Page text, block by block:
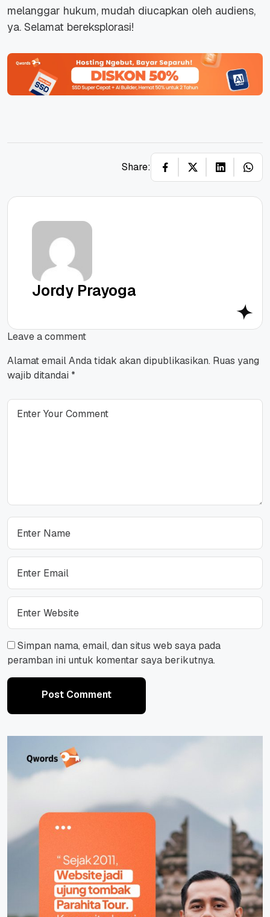
melanggar hukum, mudah diucapkan oleh audiens,
ya. Selamat bereksplorasi!
Share:
Jordy Prayoga
Leave a comment
Alamat email Anda tidak akan dipublikasikan. Ruas yang
wajib ditandai *
Simpan nama, email, dan situs web saya pada
peramban ini untuk komentar saya berikutnya.
Post Comment